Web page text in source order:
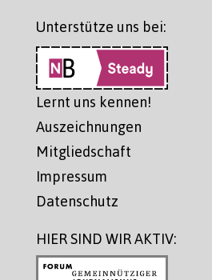
Unterstütze uns bei:
Lernt uns kennen!
Auszeichnungen
Mitgliedschaft
Impressum
Datenschutz
HIER SIND WIR AKTIV: